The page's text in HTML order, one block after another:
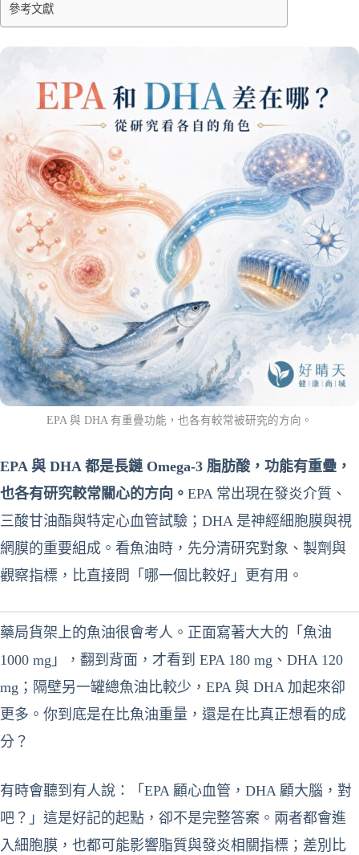
參考文獻
EPA 與 DHA 有重疊功能，也各有較常被研究的方向。
EPA 與 DHA 都是長鏈 Omega-3 脂肪酸，功能有重疊，
也各有研究較常關心的方向。 EPA 常出現在發炎介質、
三酸甘油酯與特定心血管試驗；DHA 是神經細胞膜與視
網膜的重要組成。看魚油時，先分清研究對象、製劑與
觀察指標，比直接問「哪一個比較好」更有用。
藥局貨架上的魚油很會考人。正面寫著大大的「魚油
1000 mg」，翻到背面，才看到 EPA 180 mg、DHA 120
mg；隔壁另一罐總魚油比較少，EPA 與 DHA 加起來卻
更多。你到底是在比魚油重量，還是在比真正想看的成
分？
有時會聽到有人說：「EPA 顧心血管，DHA 顧大腦，對
吧？」這是好記的起點，卻不是完整答案。兩者都會進
入細胞膜，也都可能影響脂質與發炎相關指標；差別比